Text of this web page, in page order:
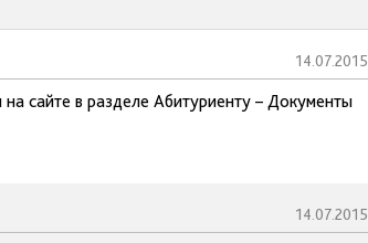
14.07.2015
сайте в разделе Абитуриенту – Документы
14.07.2015